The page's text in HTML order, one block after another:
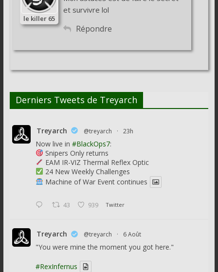
le killer 65
et survivre lol
Répondre
Derniers Tweets de Treyarch
Treyarch @treyarch · 23h
Now live in #BlackOps7:
Snipers Only returns
EAM IR-VIZ Thermal Reflex Optic
24 New Weekly Challenges
Machine of War Event continues
43 939 Twitter
Treyarch @treyarch · 6 Août
"You were mine the moment you got here."
#RexInfernus